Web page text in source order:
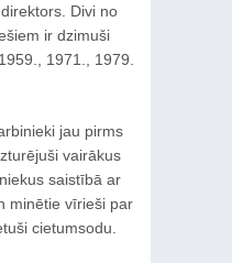
Divi no
ir dzimuši
1971., 1979.
jau pirms
vairākus
saistībā ar
minētie vīrieši par
cietumsodu.